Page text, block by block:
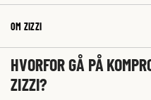
OM ZIZZI
HVORFOR GÅ PÅ
ZIZZI?